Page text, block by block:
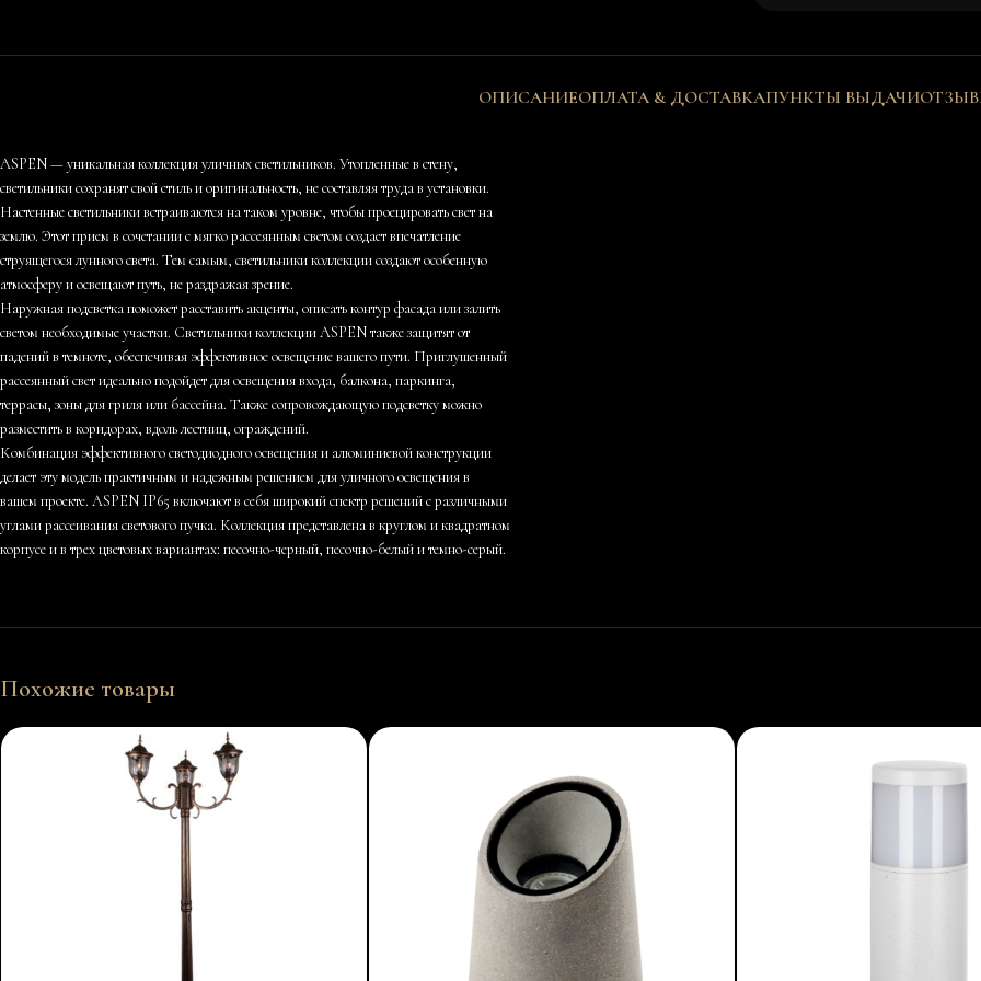
ОПИСАНИЕОПЛАТА & ДОСТАВКАПУНКТЫ ВЫДАЧИ
ASPEN — уникальная коллекция уличных светильников. Утопленные в стену,
светильники сохранят свой стиль и оригинальность, не составляя труда в установки.
Настенные светильники встраиваются на таком уровне, чтобы проецировать свет на
землю. Этот прием в сочетании с мягко рассеянным светом создает впечатление
струящегося лунного света. Тем самым, светильники коллекции создают особенную
атмосферу и освещают путь, не раздражая зрение.
Наружная подсветка поможет расставить акценты, описать контур фасада или залить
светом необходимые участки. Светильники коллекции ASPEN также защитят от
падений в темноте, обеспечивая эффективное освещение вашего пути. Приглушенный
рассеянный свет идеально подойдет для освещения входа, балкона, паркинга,
террасы, зоны для гриля или бассейна. Также сопровождающую подсветку можно
разместить в коридорах, вдоль лестниц, ограждений.
Комбинация эффективного светодиодного освещения и алюминиевой конструкции
делает эту модель практичным и надежным решением для уличного освещения в
вашем проекте. ASPEN IP65 включают в себя широкий спектр решений с различными
углами рассеивания светового пучка. Коллекция представлена в круглом и квадратном
корпусе и в трех цветовых вариантах: песочно-черный, песочно-белый и темно-серый.
Похожие товары